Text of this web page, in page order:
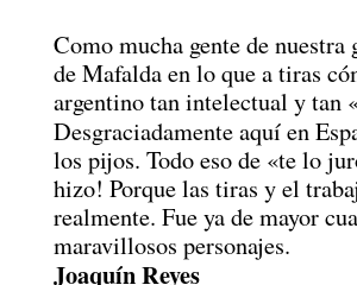
Como mucha gente de nuestra
de Mafalda en lo que a tiras
argentino tan intelectual y tan
Desgraciadamente aquí en
los pijos. Todo eso de «te lo
hizo! Porque las tiras y el
realmente. Fue ya de mayor
maravillosos personajes.
Joaquín Reyes